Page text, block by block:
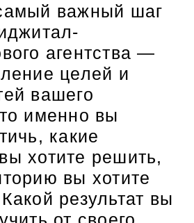
важный шаг
агентства —
целей и
вашего
именно вы
какие
хотите решить,
вы хотите
результат вы